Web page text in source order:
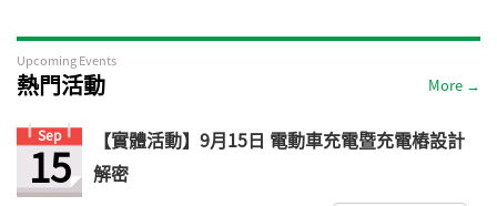
Upcoming Events
熱門活動 More →
Sep
15
【實體活動】9月15日 電動車充電暨充電樁設計
解密